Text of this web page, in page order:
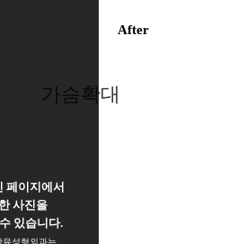
After
가슴확대
페이지에서
사진을
있습니다.
유성형외과는